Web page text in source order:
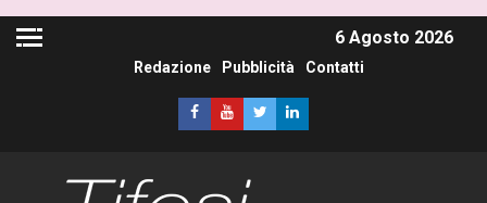
6 Agosto 2026
Redazione Pubblicità Contatti